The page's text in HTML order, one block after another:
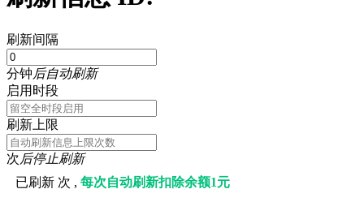
刷新信息 ID:
刷新间隔
分钟后自动刷新
启用时段
刷新上限
次后停止刷新